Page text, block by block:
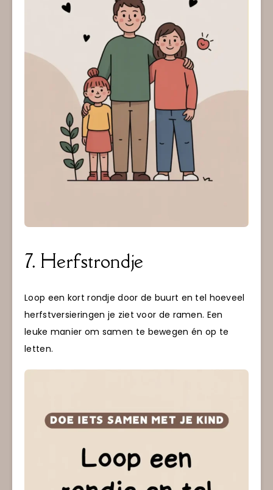
7. Herfstrondje
Loop een kort rondje door de buurt en tel hoeveel
herfstversieringen je ziet voor de ramen. Een
leuke manier om samen te bewegen én op te
letten.